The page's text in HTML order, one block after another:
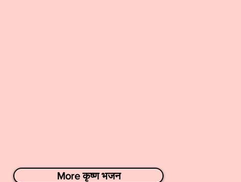
More कृष्ण भजन